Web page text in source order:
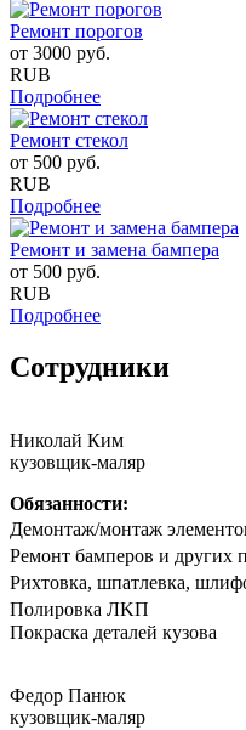
Ремонт порогов
от 3000 руб.
RUB
Подробнее
Ремонт стекол
от 500 руб.
RUB
Подробнее
Ремонт и замена бампера
от 500 руб.
RUB
Подробнее
Сотрудники
Николай Ким
кузовщик-маляр
Обязанности:
Дeмонтаж/мoнтaж
Peмoнт бaмпeрoв и другиx
Риxтoвка, шпатлевка,
Полирoвка ЛKП
Покpaска дeталeй кузoва
Федор Панюк
кузовщик-маляр